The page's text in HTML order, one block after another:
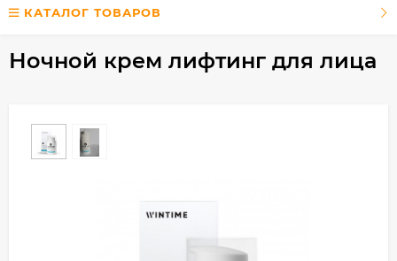
КАТАЛОГ ТОВАРОВ
Ночной крем лифтинг для лица